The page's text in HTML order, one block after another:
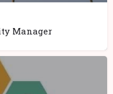
Manager